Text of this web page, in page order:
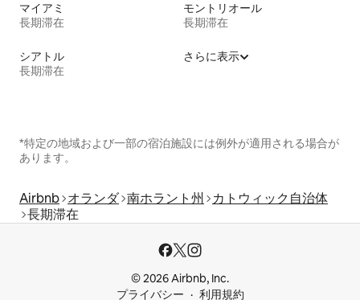
マイアミ
長期滞在
モントリオール
長期滞在
シアトル
長期滞在
さらに表示
*特定の地域および一部の宿泊施設には例外が適用される場合が
あります。
Airbnb オランダ 南ホラント州
カトウィック自治体
長期滞在
© 2026 Airbnb, Inc.
プライバシー
利用規約